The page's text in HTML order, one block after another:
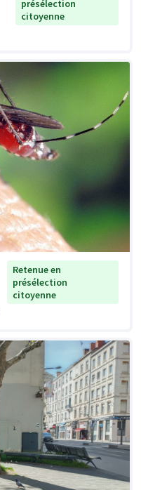
présélection
citoyenne
Retenue en
présélection
citoyenne